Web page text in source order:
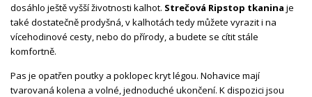
dosáhlo ještě vyšší životnosti kalhot. Strečová Ripstop tkanina je
také dostatečně prodyšná, v kalhotách tedy můžete vyrazit i na
vícehodinové cesty, nebo do přírody, a budete se cítit stále
komfortně.
Pas je opatřen poutky a poklopec kryt légou. Nohavice mají
tvarovaná kolena a volné, jednoduché ukončení. K dispozici jsou